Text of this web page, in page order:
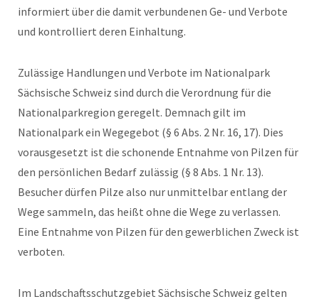
informiert über die damit verbundenen Ge- und Verbote
und kontrolliert deren Einhaltung.
Zulässige Handlungen und Verbote im Nationalpark
Sächsische Schweiz sind durch die Verordnung für die
Nationalparkregion geregelt. Demnach gilt im
Nationalpark ein Wegegebot (§ 6 Abs. 2 Nr. 16, 17). Dies
vorausgesetzt ist die schonende Entnahme von Pilzen für
den persönlichen Bedarf zulässig (§ 8 Abs. 1 Nr. 13).
Besucher dürfen Pilze also nur unmittelbar entlang der
Wege sammeln, das heißt ohne die Wege zu verlassen.
Eine Entnahme von Pilzen für den gewerblichen Zweck ist
verboten.
Im Landschaftsschutzgebiet Sächsische Schweiz gelten